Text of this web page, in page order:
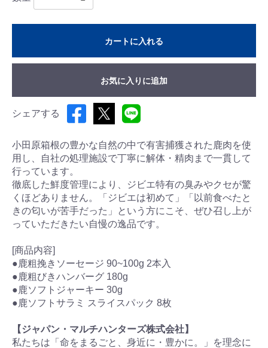
カートに入れる
お気に入りに追加
シェアする
小田原箱根の豊かな自然の中で有害捕獲された鹿肉を使
用し、自社の処理施設で丁寧に解体・精肉まで一貫して
行っています。
徹底した鮮度管理により、ジビエ特有の臭みやクセが驚
くほどありません。「ジビエは初めて」「以前食べたと
きの匂いが苦手だった」という方にこそ、ぜひ召し上が
っていただきたい自慢の逸品です。
[商品内容]
●鹿粗挽きソーセージ 90~100g 2本入
●鹿粗びきハンバーグ 180g
●鹿ソフトジャーキー 30g
●鹿ソフトサラミ スライスパック 8枚
【ジャパン・マルチハンターズ株式会社】
私たちは「命をまるごと、身近に・豊かに。」を理念に